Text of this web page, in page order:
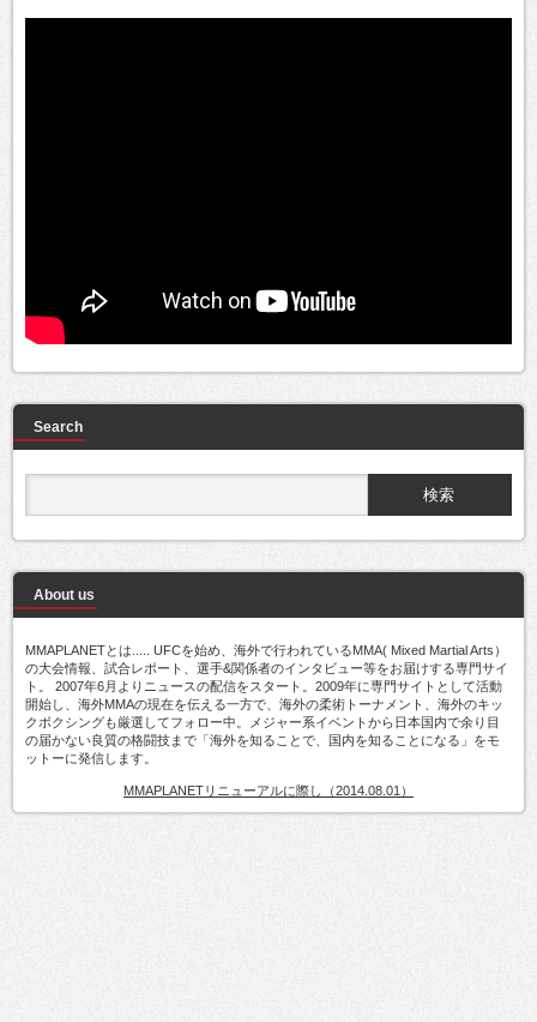
Search
About us
MMAPLANETとは..... UFCを始め、海外で行われているMMA( Mixed Martial Arts）
の大会情報、試合レポート、選手&関係者のインタビュー等をお届けする専門サイ
ト。 2007年6月よりニュースの配信をスタート。2009年に専門サイトとして活動
開始し、海外MMAの現在を伝える一方で、海外の柔術トーナメント、海外のキッ
クボクシングも厳選してフォロー中。メジャー系イベントから日本国内で余り目
の届かない良質の格闘技まで「海外を知ることで、国内を知ることになる」をモ
ットーに発信します。
MMAPLANETリニューアルに際し（2014.08.01）